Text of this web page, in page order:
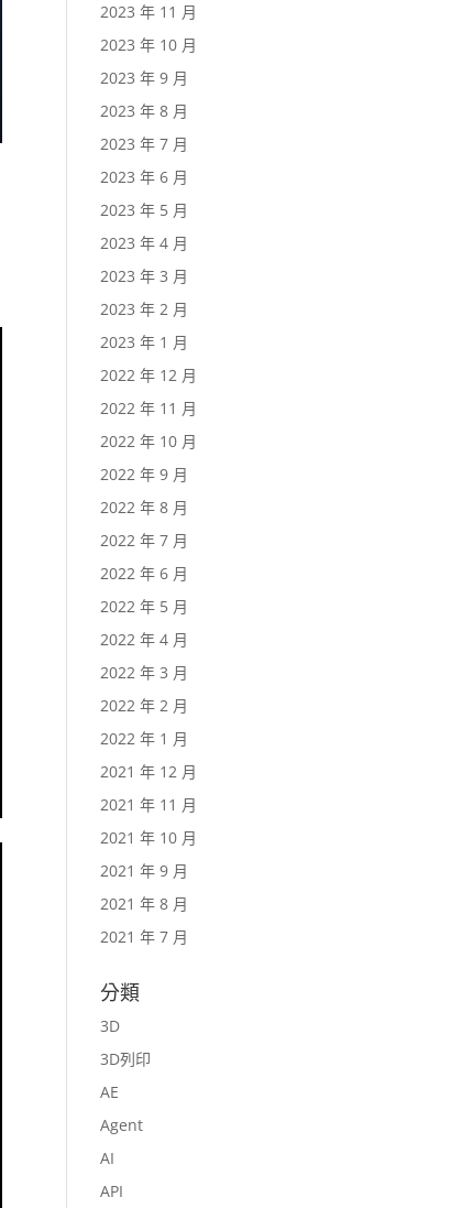
2023 年 11 月
2023 年 10 月
2023 年 9 月
2023 年 8 月
2023 年 7 月
2023 年 6 月
2023 年 5 月
2023 年 4 月
2023 年 3 月
2023 年 2 月
2023 年 1 月
2022 年 12 月
2022 年 11 月
2022 年 10 月
2022 年 9 月
2022 年 8 月
2022 年 7 月
2022 年 6 月
2022 年 5 月
2022 年 4 月
2022 年 3 月
2022 年 2 月
2022 年 1 月
2021 年 12 月
2021 年 11 月
2021 年 10 月
2021 年 9 月
2021 年 8 月
2021 年 7 月
分類
3D
3D列印
AE
Agent
AI
API